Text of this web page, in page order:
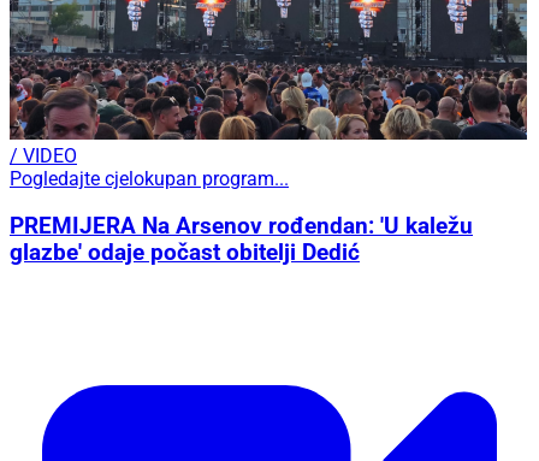
/ VIDEO
Pogledajte cjelokupan program...
PREMIJERA Na Arsenov rođendan: 'U kaležu
glazbe' odaje počast obitelji Dedić